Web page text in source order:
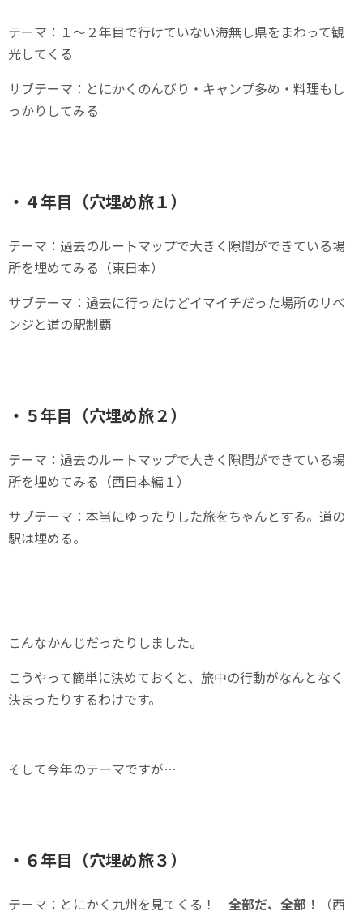
テーマ：１～２年目で行けていない海無し県をまわって観
光してくる
サブテーマ：とにかくのんびり・キャンプ多め・料理もし
っかりしてみる
・４年目（穴埋め旅１）
テーマ：過去のルートマップで大きく隙間ができている場
所を埋めてみる（東日本）
サブテーマ：過去に行ったけどイマイチだった場所のリベ
ンジと道の駅制覇
・５年目（穴埋め旅２）
テーマ：過去のルートマップで大きく隙間ができている場
所を埋めてみる（西日本編１）
サブテーマ：本当にゆったりした旅をちゃんとする。道の
駅は埋める。
こんなかんじだったりしました。
こうやって簡単に決めておくと、旅中の行動がなんとなく
決まったりするわけです。
そして今年のテーマですが…
・６年目（穴埋め旅３）
テーマ：とにかく九州を見てくる！ 全部だ、全部！
（西